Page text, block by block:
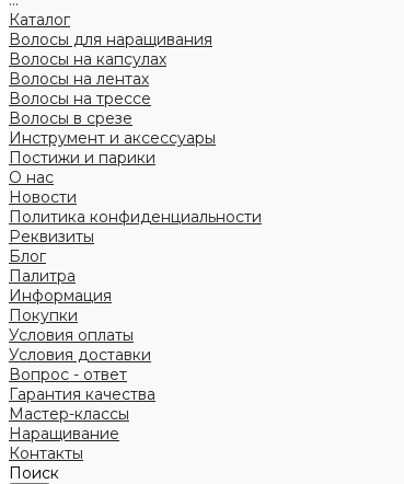
Каталог
Волосы для наращивания
Волосы на капсулах
Волосы на лентах
Волосы на трессе
Волосы в срезе
Инструмент и аксессуары
Постижи и парики
О нас
Новости
Политика конфиденциальности
Реквизиты
Блог
Палитра
Информация
Покупки
Условия оплаты
Условия доставки
Вопрос - ответ
Гарантия качества
Мастер-классы
Наращивание
Контакты
Поиск